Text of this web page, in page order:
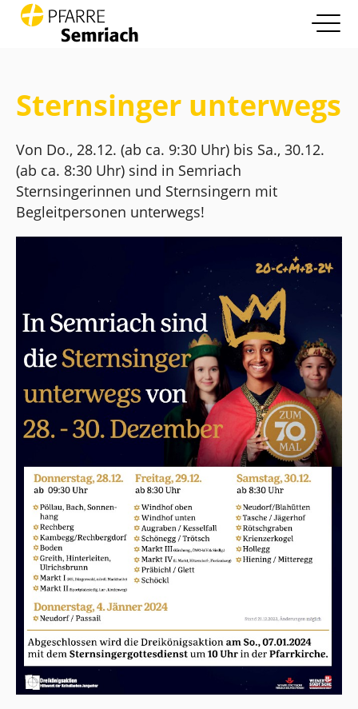
Pfarrleben
Glaube und Leben
Die Pfarre
Kontakt
Sternsinger unterwegs
Von Do., 28.12. (ab ca. 9:30 Uhr) bis Sa., 30.12.
(ab ca. 8:30 Uhr) sind in Semriach
Sternsingerinnen und Sternsingern mit
Begleitpersonen unterwegs!